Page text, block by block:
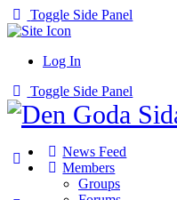
Toggle Side Panel
Log In
Toggle Side Panel
News Feed
Members
Groups